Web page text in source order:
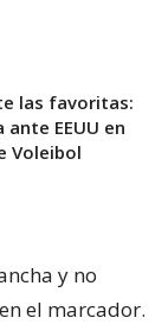
las favoritas:
EEUU en
Voleibol
y no
el marcador.